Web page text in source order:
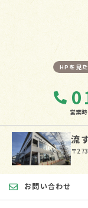
HPを見
営業
流
〒
お問い合わせ